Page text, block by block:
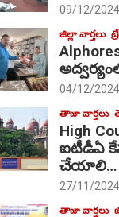
09/12/2024
జిల్లా వార్తలు
04/12/2024
తాజా వార్తలు
High
ఐటీడీఏ
చేయాలి…
27/11/2024
తాజా వార్తలు